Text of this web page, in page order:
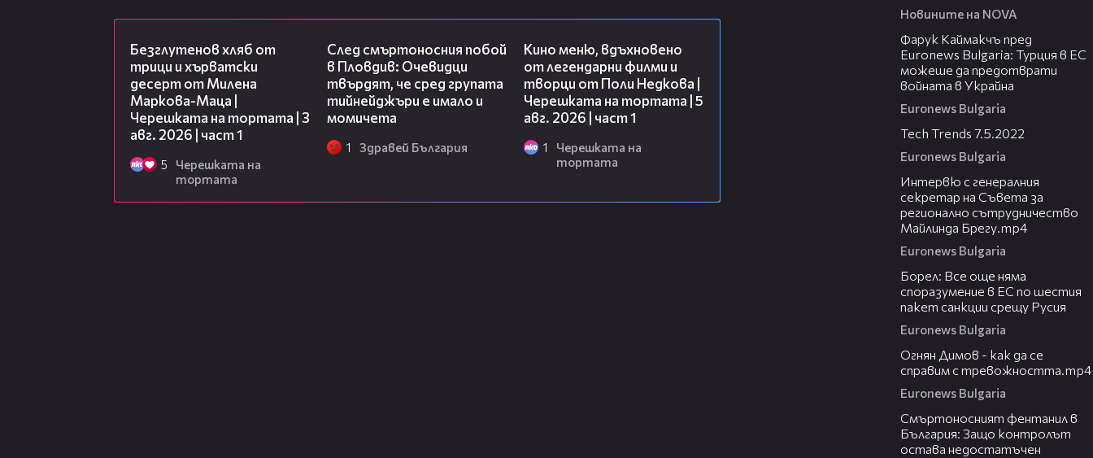
Безглутенов хляб от
трици и хърватски
десерт от Милена
Маркова-Маца |
Черешката на тортата | 3
авг. 2026 | част 1
5
Черешката на
тортата
След смъртоносния побой
в Пловдив: Очевидци
твърдят, че сред групата
тийнейджъри е имало и
момичета
1 Здравей България
Кино меню, вдъхновено
от легендарни филми и
творци от Поли Недкова |
Черешката на тортата | 5
авг. 2026 | част 1
1
Черешката на
тортата
Новините на NOVA
Фарук Каймакчъ пред
Euronews Bulgaria: Турция в ЕС
можеше да предотврати
войната в Украйна
Euronews Bulgaria
Tech Trends 7.5.2022
Euronews Bulgaria
Интервю с генералния
секретар на Съвета за
регионално сътрудничество
Майлинда Брегу.mp4
Euronews Bulgaria
Борел: Все още няма
споразумение в ЕС по шестия
пакет санкции срещу Русия
Euronews Bulgaria
Огнян Димов - как да се
справим с тревожността.mp4
Euronews Bulgaria
Смъртоносният фентанил в
България: Защо контролът
остава недостатъчен